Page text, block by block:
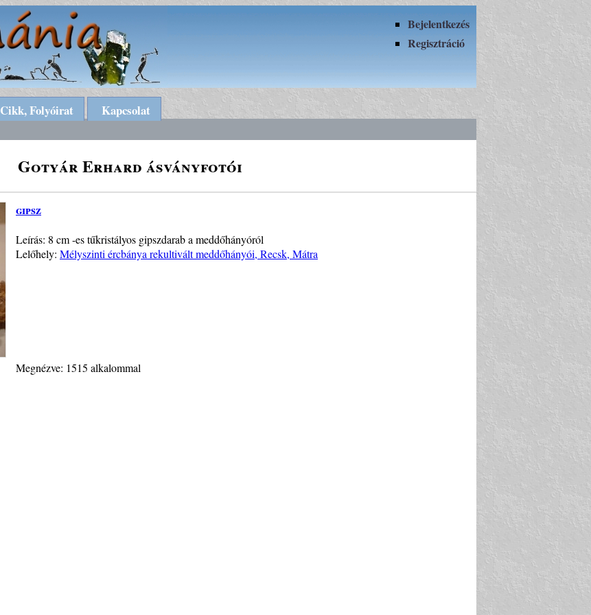
Bejelentkezés
Regisztráció
Cikk, Folyóirat
Kapcsolat
Gotyár Erhard ásványfotói
gipsz
Leírás: 8 cm -es tűkristályos gipszdarab a meddőhányóról
Lelőhely: Mélyszinti ércbánya rekultivált meddőhányói, Recsk, Mátra
Megnézve: 1515 alkalommal